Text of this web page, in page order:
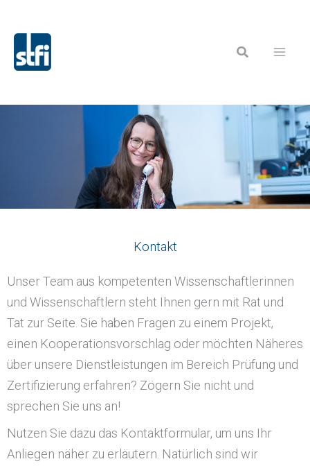
Inhalt
springen
Suchen
Kontakt
Unser Team aus kompetenten Wissenschaftlerinnen
und Wissenschaftlern steht Ihnen gern mit Rat und
Tat zur Seite. Sie haben Fragen zu einem Projekt,
einen Kooperationsvorschlag oder möchten Näheres
über unsere Dienstleistungen im Bereich Prüfung und
Zertifizierung erfahren? Zögern Sie nicht und
sprechen Sie uns an!
Nutzen Sie dazu das Kontaktformular, um uns Ihr
Anliegen näher zu erläutern. Natürlich sind wir